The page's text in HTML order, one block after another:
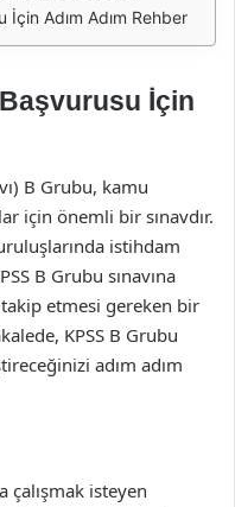
İçin Adım Adım Rehber
İçin
B Grubu, kamu
için önemli bir sınavdır.
istihdam
B Grubu sınavına
etmesi gereken bir
KPSS B Grubu
adım adım
çalışmak isteyen